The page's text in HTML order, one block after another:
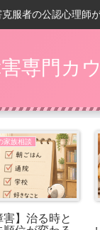
服者の公認心理師
専門カ
家族相談
害】治る時と